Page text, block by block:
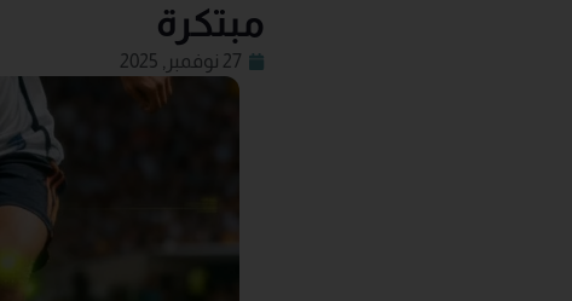
مبتكرة
27 نوفمبر, 2025